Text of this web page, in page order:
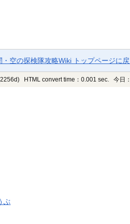
空の探検隊攻略Wiki トップページに戻
HTML convert time：0.001 sec. 今日
ぶ